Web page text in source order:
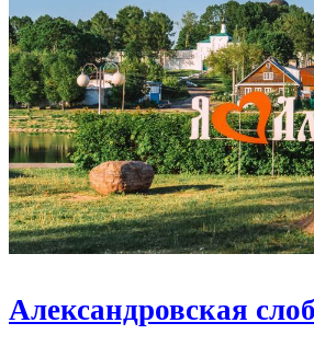
Александровская